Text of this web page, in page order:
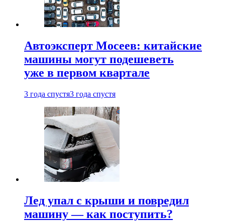
Автоэксперт Мосеев: китайские
машины могут подешеветь
уже в первом квартале
3 года спустя3 года спустя
Лед упал с крыши и повредил
машину — как поступить?